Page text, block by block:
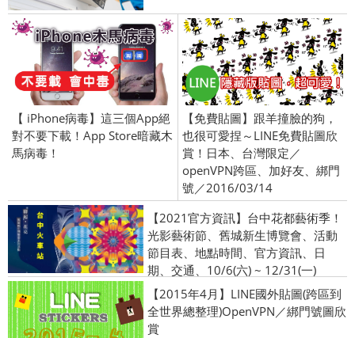
【 iPhone病毒】這三個App絕
對不要下載！App Store暗藏木
馬病毒！
【免費貼圖】跟羊撞臉的狗，
也很可愛捏～LINE免費貼圖欣
賞！日本、台灣限定／
openVPN跨區、加好友、綁門
號／2016/03/14
【2021官方資訊】台中花都藝術季！
光影藝術節、舊城新生博覽會、活動
節目表、地點時間、官方資訊、日
期、交通、10/6(六) ~ 12/31(一)
【2015年4月】LINE國外貼圖(跨區到
全世界總整理)OpenVPN／綁門號圖欣
賞